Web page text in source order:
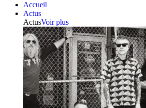
Accueil
Actus
ActusVoir plus